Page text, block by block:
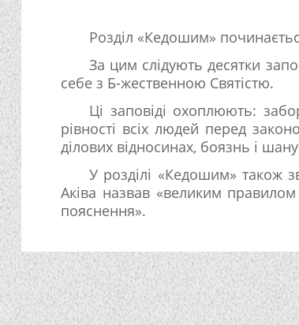
Розділ «Кедошим»
За цим слідують десятки
себе з Б-жественною Святістю.
Ці заповіді охоплюють:
рівності всіх людей перед
ділових відносинах, боязнь і
У розділі «Кедошим» також
Аківа назвав «великим
пояснення».